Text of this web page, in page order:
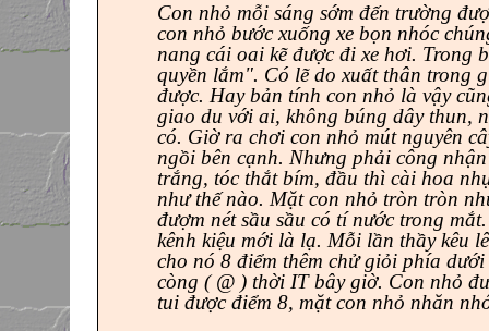
Con nhỏ mỗi sáng sớm đến trường
con nhỏ bước xuống xe bọn nhóc
nang cái oai kẽ được đi xe hơi. Trong
quyền lắm". Có lẽ do xuất thân trong
được. Hay bản tính con nhỏ là vậy
giao du với ai, không búng dây thun,
có. Giờ ra chơi con nhỏ mút nguyên
ngồi bên cạnh. Nhưng phải công
trắng, tóc thắt bím, đầu thì cài hoa
như thế nào. Mặt con nhỏ tròn tròn
đượm nét sầu sầu có tí nước trong
kênh kiệu mới là lạ. Mỗi lần thầy kêu
cho nó 8 điểm thêm chử giỏi phía
còng ( @ ) thời IT bây giờ. Con nhỏ
tui được điểm 8, mặt con nhỏ nhăn